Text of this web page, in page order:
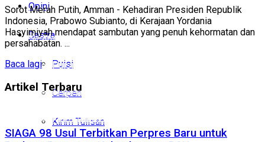
Opini
Sastra
Puisi
Cerpen
Kirim Tulisan
Opini
Sastra
Puisi
Cerpen
Kirim Tulisan
Sorot Merah Putih, Amman - Kehadiran Presiden Republik
Indonesia, Prabowo Subianto, di Kerajaan Yordania
Hasyimiyah mendapat sambutan yang penuh kehormatan dan
persahabatan. ...
Baca lagi
Artikel Terbaru
SIAGA 98 Usul Terbitkan Perpres Baru untuk